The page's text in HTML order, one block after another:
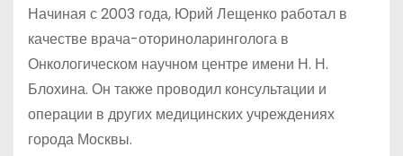
Начиная с 2003 года, Юрий Лещенко работал в
качестве врача-оториноларинголога в
Онкологическом научном центре имени Н. Н.
Блохина. Он также проводил консультации и
операции в других медицинских учреждениях
города Москвы.